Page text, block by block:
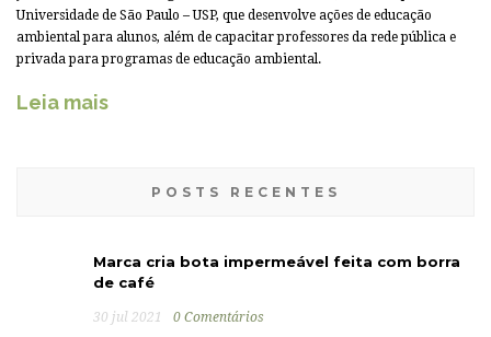
Universidade de São Paulo – USP, que desenvolve ações de educação
ambiental para alunos, além de capacitar professores da rede pública e
privada para programas de educação ambiental.
Leia mais
POSTS RECENTES
Marca cria bota impermeável feita com borra
de café
30 jul 2021 0 Comentários